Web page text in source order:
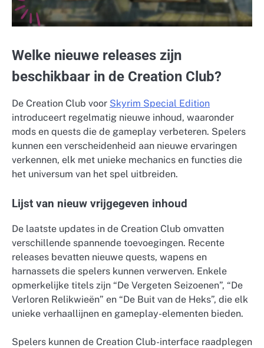
Welke nieuwe releases zijn
beschikbaar in de Creation Club?
De Creation Club voor Skyrim Special Edition
introduceert regelmatig nieuwe inhoud, waaronder
mods en quests die de gameplay verbeteren. Spelers
kunnen een verscheidenheid aan nieuwe ervaringen
verkennen, elk met unieke mechanics en functies die
het universum van het spel uitbreiden.
Lijst van nieuw vrijgegeven inhoud
De laatste updates in de Creation Club omvatten
verschillende spannende toevoegingen. Recente
releases bevatten nieuwe quests, wapens en
harnassets die spelers kunnen verwerven. Enkele
opmerkelijke titels zijn “De Vergeten Seizoenen”, “De
Verloren Relikwieën” en “De Buit van de Heks”, die elk
unieke verhaallijnen en gameplay-elementen bieden.
Spelers kunnen de Creation Club-interface raadplegen